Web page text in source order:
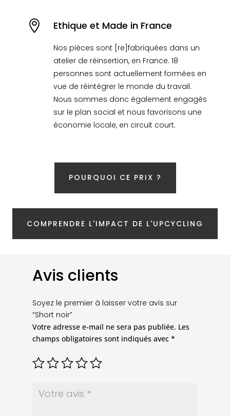
 Ethique et Made in France
Nos pièces sont [re]fabriquées dans un
atelier de réinsertion, en France. 18
personnes sont actuellement formées en
vue de réintégrer le monde du travail.
Nous sommes donc également engagés
sur le plan social et nous favorisons une
économie locale, en circuit court.
POURQUOI CE PRIX ?
COMPRENDRE L'IMPACT DE L'UPCYCLING
Avis clients
Soyez le premier à laisser votre avis sur
“Short noir”
Votre adresse e-mail ne sera pas publiée. Les
champs obligatoires sont indiqués avec *